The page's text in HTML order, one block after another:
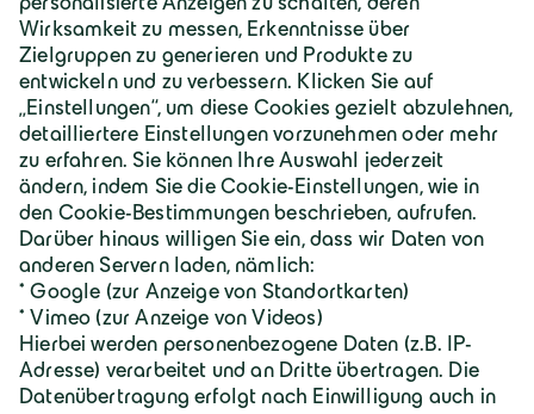
Geiger Gruppe
Über Geiger
Karriere